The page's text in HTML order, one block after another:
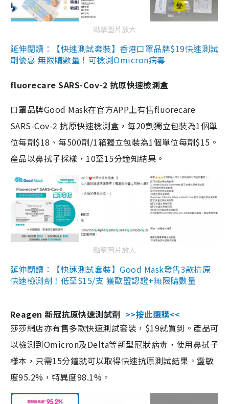
點擊圖片放大
延伸閱讀：【快速測試套裝】香港口罩品牌$19快速測試
劑優惠 無限購數量！可檢測Omicron病毒
fluorecare SARS-Cov-2 抗原快速檢測盒
口罩品牌Good Mask在官方APP上有售fluorecare
SARS-Cov-2 抗原快速檢測盒，每20劑獨立包裝為1個單
位每劑$18、每500劑/1箱獨立包裝為1個單位每劑$15。
產品以鼻拭子採樣，10至15分鐘知結果。
點擊圖片放大
延伸閱讀：【快速測試套裝】Good Mask發售3款抗原
快速檢測劑！低至$15/支 獲歐盟認證+無限購數量
Reagen 新冠抗原快速測試劑 >>按此選購<<
莎莎網店亦有售多款快速測試套裝，$19就買到。產品可
以檢測到Omicron及Delta等新型冠狀病毒，使用鼻拭子
樣本，只需15分鐘就可以取得快速抗原測試結果。靈敏
度95.2%，特異度98.1%。